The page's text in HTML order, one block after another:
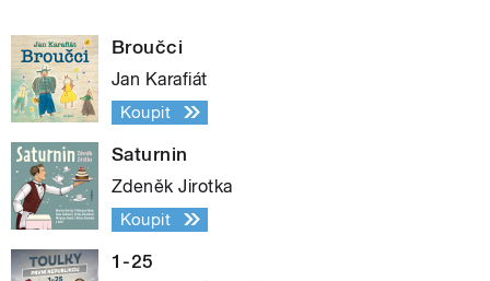
Broučci
Jan Karafiát
Koupit
Saturnin
Zdeněk Jirotka
Koupit
1-25